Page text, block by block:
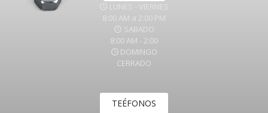
LUNES - VIERNES
8:00 AM a 2:00 PM
SABADO
8:00 AM - 2:00
DOMINGO
CERRADO
TEÉFONOS